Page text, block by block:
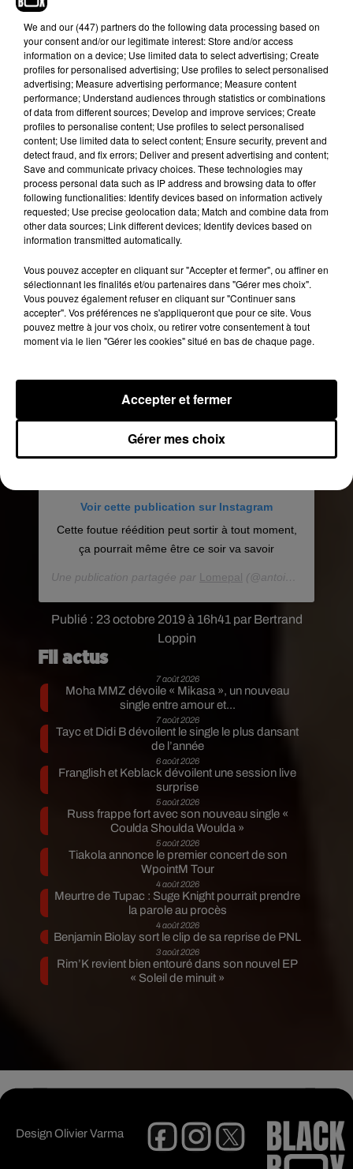
Publié : 23 octobre 2019 à 16h41 par Bertrand
Loppin
nouveaux morceaux faut pas que j’oublie de la
sortir..
Une publication partagée parLomepal (@antoinelomepal) le
Mais ce n’est pas tout. La semaine dernière, un
film documentaire intitulé « 3 jours à Motorbass ».
lui était consacré sur Arte. Dans ce film, on
pouvait suivreLomepaldurant trois jours en
studio pour l’enregistrement d’un album
acoustique. Cette semaine, cet album acoustique
est disponible sur les plateformes de streaming.
pourrez découvrir une quinzaine de
morceaux. Il s’agit des titres extraits de ses deux
premiers albums « Flip » et « Jeannine ».
Voir cette publication sur Instagram
Cette foutue réédition peut sortir à tout moment,
ça pourrait même être ce soir va savoir
Une publication partagée par Lomepal (@antoinelomepal) le
Fil actus
7 août 2026
Moha MMZ dévoile « Mikasa », un nouveau
single entre amour et...
7 août 2026
Tayc et Didi B dévoilent le single le plus dansant
de l’année
6 août 2026
Franglish et Keblack dévoilent une session live
surprise
5 août 2026
Russ frappe fort avec son nouveau single «
Coulda Shoulda Woulda »
5 août 2026
Tiakola annonce le premier concert de son
WpointM Tour
4 août 2026
Meurtre de Tupac : Suge Knight pourrait prendre
la parole au procès
4 août 2026
Benjamin Biolay sort le clip de sa reprise de PNL
3 août 2026
Rim’K revient bien entouré dans son nouvel EP
« Soleil de minuit »
DesignOlivier Varma
We and our (447) partnersdo the following data processing based on
your consent and/or our legitimate interest: Store and/or access
information on a device; Use limited data to select advertising; Create
profiles for personalised advertising; Use profiles to select personalised
advertising; Measure advertising performance; Measure content
performance; Understand audiences through statistics or combinations
of data from different sources; Develop and improve services; Create
profiles to personalise content; Use profiles to select personalised
content; Use limited data to select content; Ensure security, prevent and
detect fraud, and fix errors; Deliver and present advertising and content;
Save and communicate privacy choices. These technologies may
process personal data such as IP address and browsing data to offer
following functionalities: Identify devices based on information actively
requested; Use precise geolocation data; Match and combine data from
other data sources; Link different devices; Identify devices based on
information transmitted automatically.
Vous pouvez accepter en cliquant sur "Accepter et fermer", ou affiner en
sélectionnant les finalités et/ou partenaires dans "Gérer mes choix".
Vous pouvez également refuser en cliquant sur "Continuer sans
accepter". Vos préférences ne s'appliqueront que pour ce site. Vous
pouvez mettre à jour vos choix, ou retirer votre consentement à tout
moment via le lien "Gérer les cookies" situé en bas de chaque page.
Gérer mes choix
Accepter et fermer